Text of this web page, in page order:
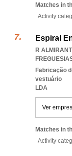
Matches in
Activity
Espiral
R
Fabricação
vestuário
LDA
Ver
Matches in
Activity